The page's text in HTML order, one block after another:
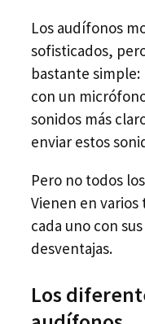
Los audífonos
sofisticados,
bastante simple:
con un
sonidos más
enviar estos
Pero no todos
Vienen en
cada uno con
desventajas.
Los